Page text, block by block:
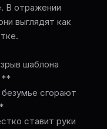
В отражении
выглядят как
шаблона
сгорают
ставит руки